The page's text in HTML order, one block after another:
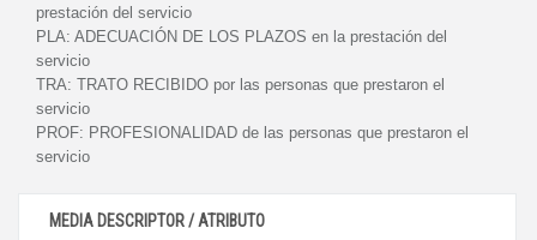
prestación del servicio
PLA: ADECUACIÓN DE LOS PLAZOS en la prestación del
servicio
TRA: TRATO RECIBIDO por las personas que prestaron el
servicio
PROF: PROFESIONALIDAD de las personas que prestaron el
servicio
MEDIA DESCRIPTOR / ATRIBUTO